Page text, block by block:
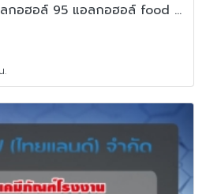
ขายแอลกอฮอล์ 70 แอลกอฮอล์ 95 แอลกอฮอล์ food grade
.